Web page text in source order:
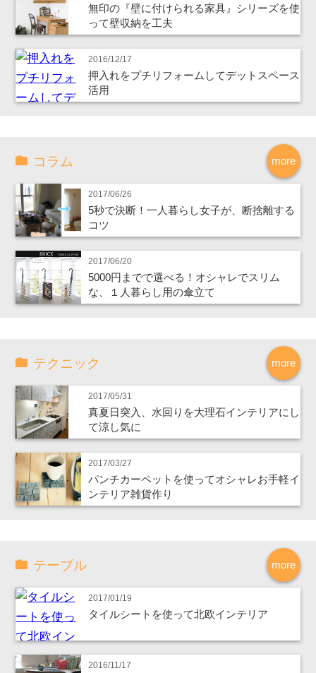
無印の『壁に付けられる家具』シリーズを使
って壁収納を工夫
2016/12/17
押入れをプチリフォームしてデットスペース
活用
more
コラム
2017/06/26
5秒で決断！一人暮らし女子が、断捨離する
コツ
2017/06/20
5000円までで選べる！オシャレでスリム
な、１人暮らし用の傘立て
more
テクニック
2017/05/31
真夏日突入、水回りを大理石インテリアにし
て涼し気に
2017/03/27
パンチカーペットを使ってオシャレお手軽イ
ンテリア雑貨作り
more
テーブル
2017/01/19
タイルシートを使って北欧インテリア
2016/11/17